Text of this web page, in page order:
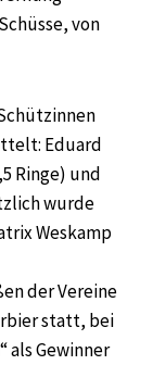
von
Eduard
Ringe) und
wurde
Weskamp
der Vereine
statt, bei
als Gewinner